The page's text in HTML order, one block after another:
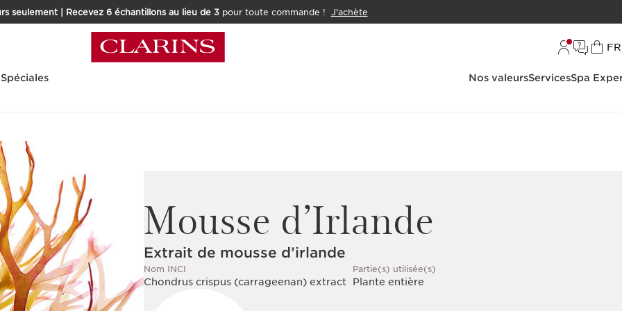
seulement | Recevez 6 échantillons au lieu de 3pour toute commande ! J'achète
FR
Nos valeursServicesSpa
Mousse d’Irlande
Extrait de mousse d’irlande
Nom INCI
Chondrus crispus (carrageenan) extract
Partie(s) utilisée(s)
Plante entière